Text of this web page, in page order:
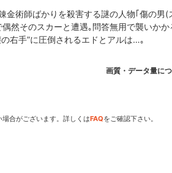
浩／シリーズ構成:大野木寛／キャラク
／錬成陣デザイン:荒牧伸志／音楽:千住
金術師ばかりを殺害する謎の人物｢傷の男(
然そのスカーと遭遇｡問答無用で襲いかか
右手”に圧倒されるエドとアルは…｡
画質・データ量に
合がございます。詳しくはFAQをご確認下さい。